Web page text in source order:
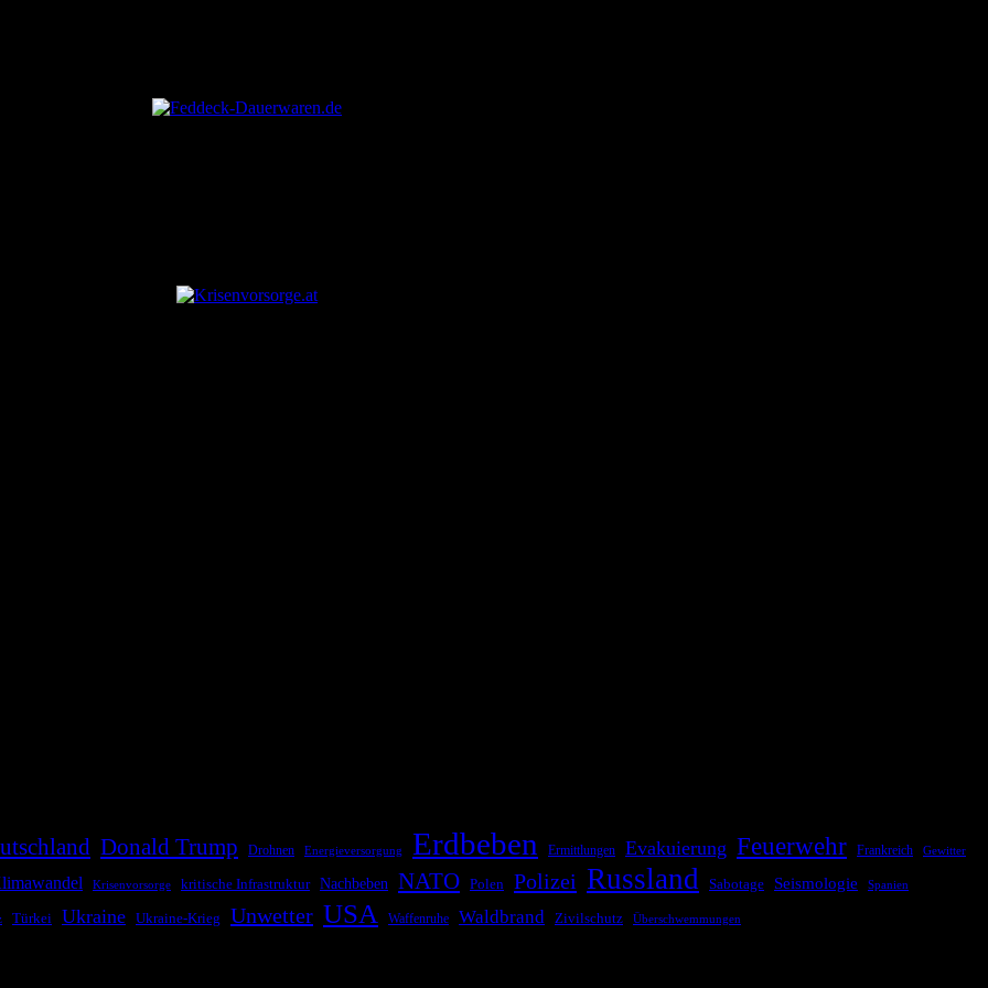
Donald Trump Drohnen Energieversorgung Erdbeben Ermittlungen Evakuierung Feuerwehr Frankreich Gewitter
Krisenvorsorge kritische Infrastruktur Nachbeben NATO Polen Polizei Russland Sabotage Seismologie Spanien
Türkei Ukraine Ukraine-Krieg Unwetter USA Waffenruhe Waldbrand Zivilschutz Überschwemmungen